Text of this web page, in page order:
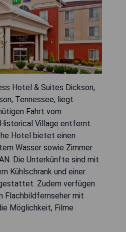
Hotel & Suites Dickson,
Tennessee, liegt
Fahrt vom
Village entfernt.
Hotel bietet einen
Wasser sowie Zimmer
Die Unterkünfte sind mit
Kühlschrank und einer
Zudem verfügen
Flachbildfernseher mit
Möglichkeit, Filme